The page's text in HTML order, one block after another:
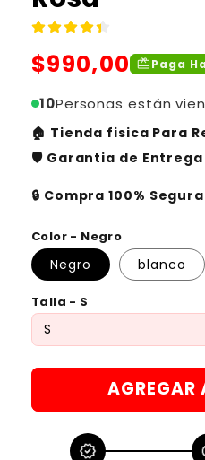
Precio
$990,00 redeemPaga
10Personas están
🏠 Tienda fisica Para
🛡️ Garantia de Entrega
🔒 Compra 100%
Color - Negro
Negro blanco
Talla - S
AGREGAR